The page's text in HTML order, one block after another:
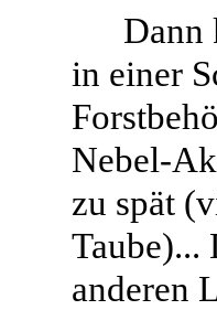
Dann
in einer
Nebel-
zu spät
Taube)...
anderen